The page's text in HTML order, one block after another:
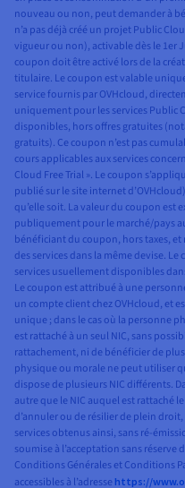
nouveau ou non, peut demander à
n’a pas déjà créé un projet Public
vigueur ou non), activable dès le 1er
coupon doit être activé lors de la
titulaire. Le coupon est valable
service fournis par OVHcloud,
uniquement pour les services Public
disponibles, hors offres gratuites
gratuits). Ce coupon n’est pas
cours applicables aux services
Cloud Free Trial ». Le coupon
publié sur le site internet
qu’elle soit. La valeur du coupon est
publiquement pour le marché/pays
bénéficiant du coupon, hors taxes,
des services dans la même devise.
services usuellement disponibles
Le coupon est attribué à une
un compte client chez OVHcloud, et
unique ; dans le cas où la personne
est rattaché à un seul NIC, sans
rattachement, ni de bénéficier de
physique ou morale ne peut utiliser
dispose de plusieurs NIC différents.
autre que le NIC auquel est rattaché
d’annuler ou de résilier de plein
services obtenus ainsi, sans ré-
soumise à l’acceptation sans
Conditions Générales et Conditions
accessibles à l’adresse https://